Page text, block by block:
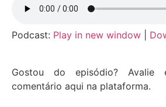
Podcast: Play in new window
Gostou do episódio?
comentário aqui na plataforma.